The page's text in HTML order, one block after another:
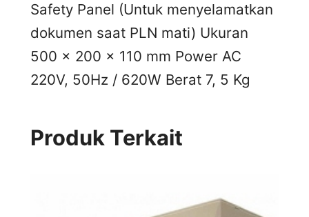
Safety Panel (Untuk menyelamatkan
dokumen saat PLN mati) Ukuran
500 x 200 x 110 mm Power AC
220V, 50Hz / 620W Berat 7, 5 Kg
Produk Terkait